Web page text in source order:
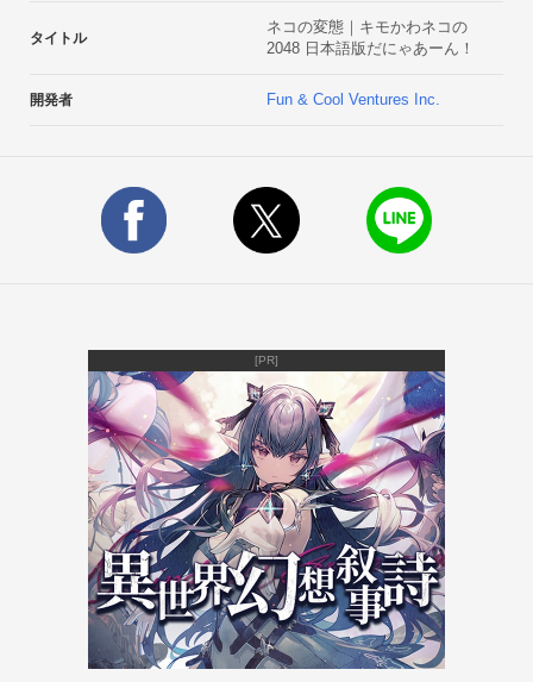
是非、レビュー内にて聞かせてにゃん！
タイトル
ネコの変態｜キモかわネコの
2048 日本語版だにゃあーん！
開発者 Fun & Cool Ventures Inc.
[PR]